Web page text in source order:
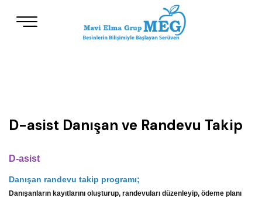
D-asist Danışan ve Randevu Takip
D-asist
Danışan randevu takip programı;
Danışanların kayıtlarını oluşturup, randevuları düzenleyip, ödeme planı